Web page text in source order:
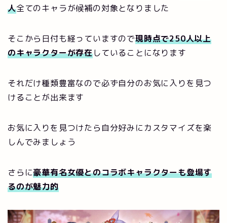
人全てのキャラが候補の対象となりました
そこから日付も経っていますので現時点で250人以上
のキャラクターが存在していることになります
それだけ種類豊富なので必ず自分のお気に入りを見つ
けることが出来ます
お気に入りを見つけたら自分好みにカスタマイズを楽
しんでみましょう
さらに豪華有名女優とのコラボキャラクターも登場す
るのが魅力的